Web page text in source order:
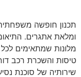
תכנון חופשה
ומלאת אתגרים.
מלונות שמתאימים
טיסות והשכרת רכב
שירותיה של סוכנת